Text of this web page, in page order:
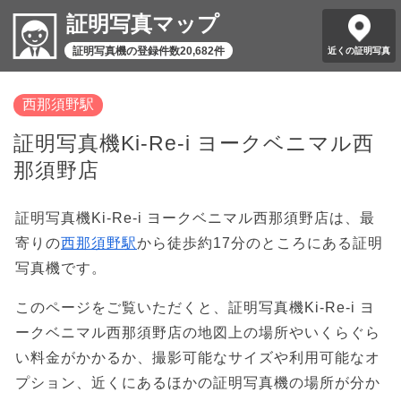
証明写真マップ
証明写真機の登録件数20,682件 近くの証明写真
西那須野駅
証明写真機Ki-Re-i ヨークベニマル西
那須野店
証明写真機Ki-Re-i ヨークベニマル西那須野店は、最
寄りの西那須野駅から徒歩約17分のところにある証明
写真機です。
このページをご覧いただくと、証明写真機Ki-Re-i ヨ
ークベニマル西那須野店の地図上の場所やいくらぐら
い料金がかかるか、撮影可能なサイズや利用可能なオ
プション、近くにあるほかの証明写真機の場所が分か